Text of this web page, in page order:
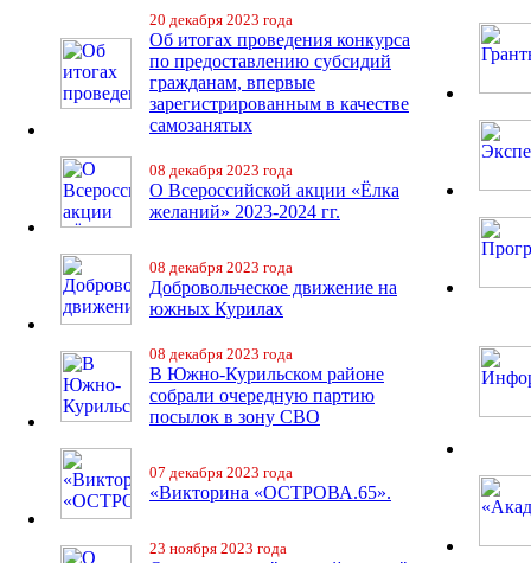
20 декабря 2023 года
Об итогах проведения конкурса
по предоставлению субсидий
гражданам, впервые
зарегистрированным в качестве
самозанятых
08 декабря 2023 года
О Всероссийской акции «Ёлка
желаний» 2023-2024 гг.
08 декабря 2023 года
Добровольческое движение на
южных Курилах
08 декабря 2023 года
В Южно-Курильском районе
собрали очередную партию
посылок в зону СВО
07 декабря 2023 года
«Викторина «ОСТРОВА.65».
23 ноября 2023 года